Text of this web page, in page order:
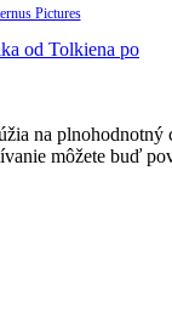
Pictures
od Tolkiena po
na plnohodnotný
môžete buď